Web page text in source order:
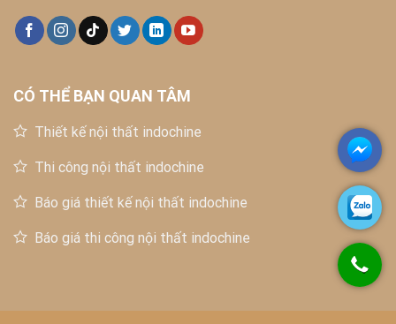
CÓ THỂ BẠN QUAN TÂM
Thiết kế nội thất indochine
Thi công nội thất indochine
Báo giá thiết kế nội thất indochine
Báo giá thi công nội thất indochine